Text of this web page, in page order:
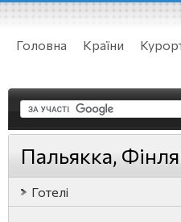
Головна Країни
Пальякка,
Готелі